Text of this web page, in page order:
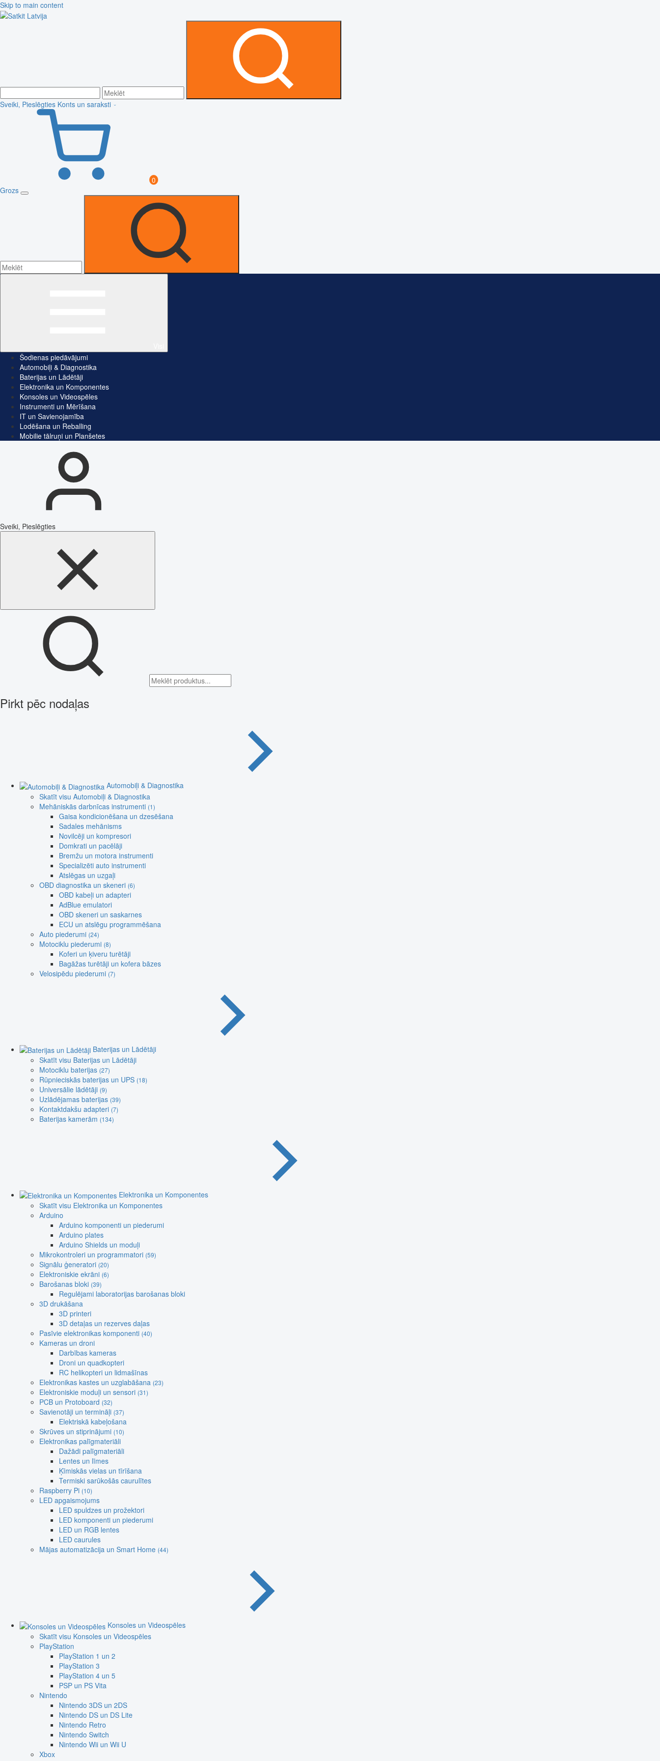
Skip to main content
Sveiki, Pieslēgties Konts un saraksti
0
Grozs
Šodienas piedāvājumi
Automobiļi & Diagnostika
Baterijas un Lādētāji
Elektronika un Komponentes
Konsoles un Videospēles
Instrumenti un Mērīšana
IT un Savienojamība
Lodēšana un Reballing
Mobilie tālruņi un Planšetes
Sveiki, Pieslēgties
Pirkt pēc nodaļas
Automobiļi & Diagnostika
Skatīt visu Automobiļi & Diagnostika
Mehāniskās darbnīcas instrumenti (1)
Gaisa kondicionēšana un dzesēšana
Sadales mehānisms
Novilcēji un kompresori
Domkrati un pacēlāji
Bremžu un motora instrumenti
Specializēti auto instrumenti
Atslēgas un uzgaļi
OBD diagnostika un skeneri (6)
OBD kabeļi un adapteri
AdBlue emulatori
OBD skeneri un saskarnes
ECU un atslēgu programmēšana
Auto piederumi (24)
Motociklu piederumi (8)
Koferi un ķiveru turētāji
Bagāžas turētāji un kofera bāzes
Velosipēdu piederumi (7)
Baterijas un Lādētāji
Skatīt visu Baterijas un Lādētāji
Motociklu baterijas (27)
Rūpnieciskās baterijas un UPS (18)
Universālie lādētāji (9)
Uzlādējamas baterijas (39)
Kontaktdakšu adapteri (7)
Baterijas kamerām (134)
Elektronika un Komponentes
Skatīt visu Elektronika un Komponentes
Arduino
Arduino komponenti un piederumi
Arduino plates
Arduino Shields un moduļi
Mikrokontroleri un programmatori (59)
Signālu ģeneratori (20)
Elektroniskie ekrāni (6)
Barošanas bloki (39)
Regulējami laboratorijas barošanas bloki
3D drukāšana
3D printeri
3D detaļas un rezerves daļas
Pasīvie elektronikas komponenti (40)
Kameras un droni
Darbības kameras
Droni un quadkopteri
RC helikopteri un lidmašīnas
Elektronikas kastes un uzglabāšana (23)
Elektroniskie moduļi un sensori (31)
PCB un Protoboard (32)
Savienotāji un termināļi (37)
Elektriskā kabeļošana
Skrūves un stiprinājumi (10)
Elektronikas palīgmateriāli
Dažādi palīgmateriāli
Lentes un līmes
Ķīmiskās vielas un tīrīšana
Termiski sarūkošās caurulītes
Raspberry Pi (10)
LED apgaismojums
LED spuldzes un prožektori
LED komponenti un piederumi
LED un RGB lentes
LED caurules
Mājas automatizācija un Smart Home (44)
Konsoles un Videospēles
Skatīt visu Konsoles un Videospēles
PlayStation
PlayStation 1 un 2
PlayStation 3
PlayStation 4 un 5
PSP un PS Vita
Nintendo
Nintendo 3DS un 2DS
Nintendo DS un DS Lite
Nintendo Retro
Nintendo Switch
Nintendo Wii un Wii U
Xbox